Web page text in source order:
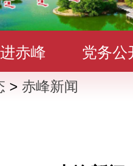
赤峰 党务公
互动
> 赤峰新闻